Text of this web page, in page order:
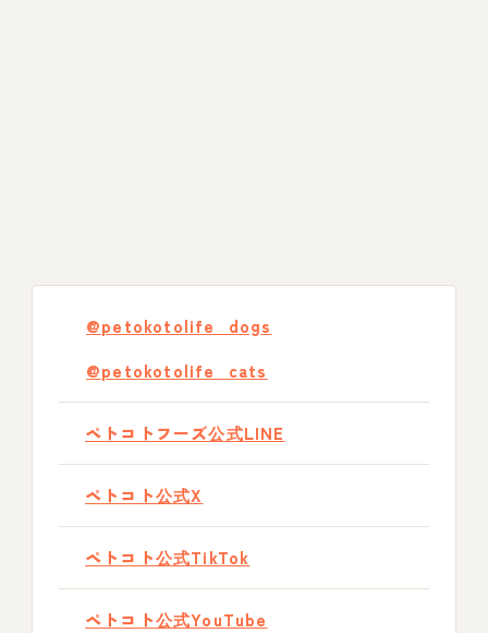
@petokotolife_dogs
@petokotolife_cats
ペトコトフーズ公式LINE
ペトコト公式X
ペトコト公式TikTok
ペトコト公式YouTube